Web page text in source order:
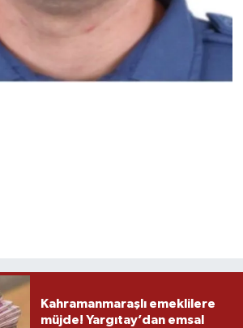
Kahramanmaraşlı emeklilere
müjde! Yargıtay’dan emsal